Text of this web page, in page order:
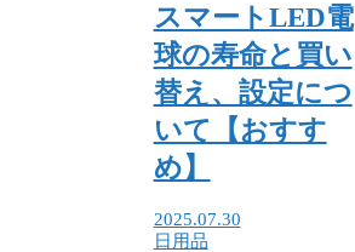
スマートLED電
球の寿命と買い
替え、設定につ
いて【おすす
め】
2025.07.30
日用品